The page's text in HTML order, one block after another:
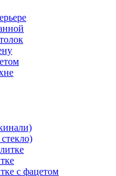
с фацетом